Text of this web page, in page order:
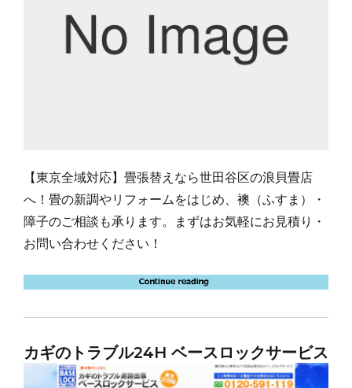
【東京全域対応】畳張替えなら世田谷区の浪貝畳店
へ！畳の新調やリフォームをはじめ、襖（ふすま）・
障子のご相談も承ります。まずはお気軽にお見積り・
お問い合わせください！
カギのトラブル24H ベースロックサービス